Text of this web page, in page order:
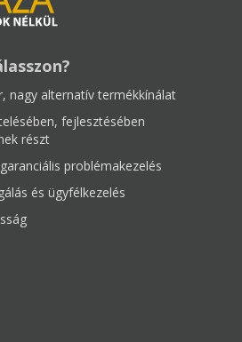
nagy alternatív termékkínálat
fejlesztésében
részt
problémakezelés
és ügyfélkezelés